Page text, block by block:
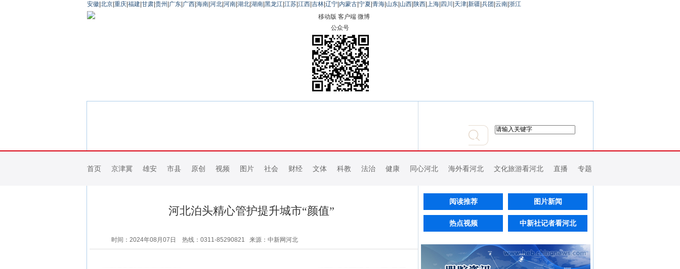
安徽 北京 重庆 福建 甘肃 贵州 广东 广西 海南 河北 河南 湖北 湖南 黑龙江 江苏 江西 吉林 辽宁 内蒙古 宁夏 青海 山东 山西 陕西 上海 四川 天津 新疆 兵团 云南 浙江
移动版 客户端 微博
公众号
首页 京津冀 雄安 市县 原创 视频 图片 社会 财经 文体 科教 法治 健康 同心河北 海外看河北 文化旅游看河北 直播 专题
河北泊头精心管护提升城市“颜值”
时间：2024年08月07日 热线：0311-85290821 来源：中新网河北
阅读推荐 图片新闻
热点视频 中新社记者看河北